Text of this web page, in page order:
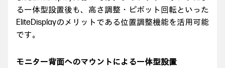
る一体型設置後も、高さ調整・ピボット回転といった
EliteDisplayのメリットである位置調整機能を活用可能
です。
モニター背面へのマウントによる一体型設置